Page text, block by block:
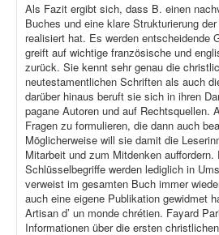
Als Fazit ergibt sich, dass B. einen
Buches und eine klare Strukturierung
realisiert hat. Es werden entscheidende
greift auf wichtige französische und
zurück. Sie kennt sehr genau die
neutestamentlichen Schriften als auch
darüber hinaus beruft sie sich in ihren
pagane Autoren und auf Rechtsquellen.
Fragen zu formulieren, die dann auch
Möglicherweise will sie damit die
Mitarbeit und zum Mitdenken
Schlüsselbegriffe werden lediglich in
verweist im gesamten Buch immer
auch eine eigene Publikation gewidmet
Artisan d’ un monde chrétien. Fayard
Informationen über die ersten